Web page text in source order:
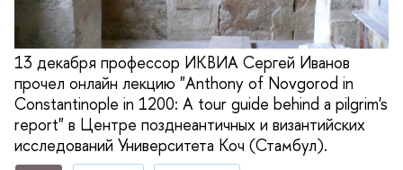
13 декабря профессор ИКВИА Сергей Иванов
прочел онлайн лекцию "Anthony of Novgorod in
Constantinople in 1200: A tour guide behind a pilgrim's
report" в Центре позднеантичных и византийских
исследований Университета Коч (Стамбул).